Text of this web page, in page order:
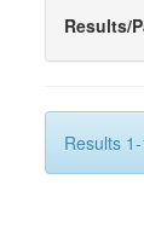
Results/
Results